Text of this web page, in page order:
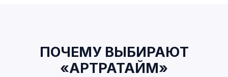
ПОЧЕМУ ВЫБИРАЮТ
«АРТРАТАЙМ»